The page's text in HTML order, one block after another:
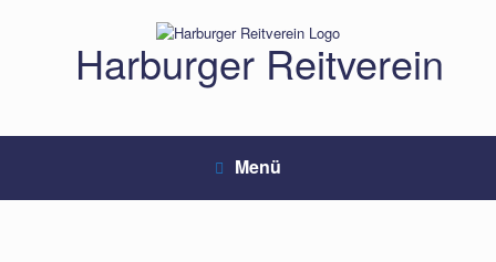
Harburger Reitverein
Menü